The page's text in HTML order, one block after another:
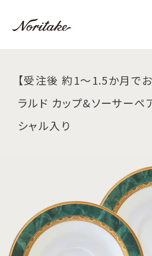
【受注後 約1～1.5か月でお
ラルド カップ&ソーサーペ
シャル入り